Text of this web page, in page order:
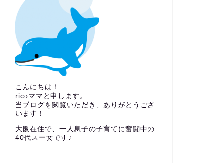
こんにちは！
ricoママと申します。
当ブログを閲覧いただき、ありがとうござ
います！
大阪在住で、一人息子の子育てに奮闘中の
40代スー女です♪